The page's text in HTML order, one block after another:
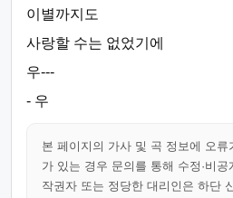
이별까지도
사랑할 수는 없었기에
우---
- 우
본 페이지의 가사 및 곡 정보에 오류
가 있는 경우 문의를 통해 수정·비
작권자 또는 정당한 대리인은 하단